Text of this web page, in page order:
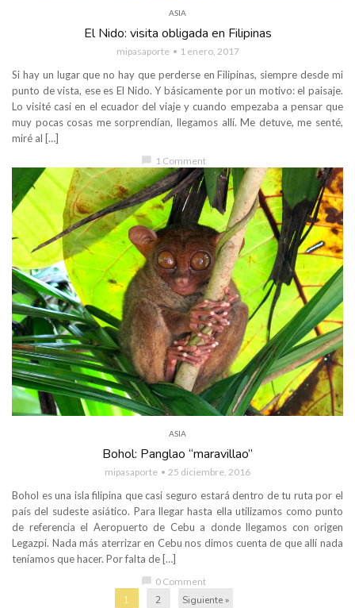
ASIA
El Nido: visita obligada en Filipinas
mipasaporte 1 enero, 2017
Si hay un lugar que no hay que perderse en Filipinas, siempre desde mi
punto de vista, ese es El Nido. Y básicamente por un motivo: el paisaje.
Lo visité casi en el ecuador del viaje y cuando empezaba a pensar que
muy pocas cosas me sorprendían, llegamos allí. Me detuve, me senté,
miré al […]
1 Comment
ASIA
Bohol: Panglao “maravillao”
mipasaporte 25 diciembre, 2016
Bohol es una isla filipina que casi seguro estará dentro de tu ruta por el
país del sudeste asiático. Para llegar hasta ella utilizamos como punto
de referencia el Aeropuerto de Cebu a donde llegamos con origen
Legazpi. Nada más aterrizar en Cebu nos dimos cuenta de que allí nada
teníamos que hacer. Por falta de […]
chat_bubble 0 Comment
1 2 Siguiente »